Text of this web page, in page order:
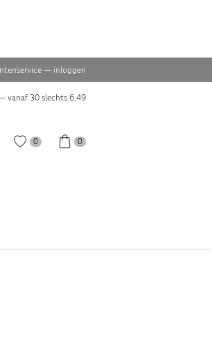
— inloggen
vanaf 30 slechts 6,49
0 0